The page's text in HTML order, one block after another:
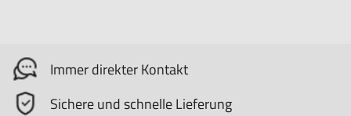
Immer direkter Kontakt
Sichere und schnelle Lieferung